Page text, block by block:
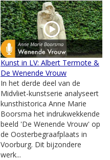
Kunst in LV: Albert Termote &
De Wenende Vrouw
In het derde deel van de
Midvliet-kunstserie analyseert
kunsthistorica Anne Marie
Boorsma het indrukwekkende
beeld 'De Wenende Vrouw' op
de Oosterbegraafplaats in
Voorburg. Dit bijzondere
werk...